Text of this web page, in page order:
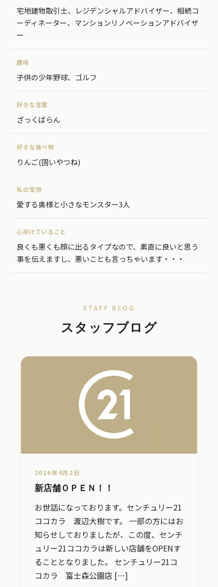
宅地建物取引士、レジデンシャルアドバイザー、相続コ
ーディネーター、マンションリノベーションアドバイザ
ー
趣味
子供の少年野球、ゴルフ
好きな言葉
ざっくばらん
好きな食べ物
りんご(固いやつね)
私の宝物
愛する奥様と小さなモンスター3人
心掛けていること
良くも悪くも顔に出るタイプなので、素直に良いと思う
事を伝えますし、悪いことも言っちゃいます・・・
STAFF BLOG
スタッフブログ
2026年4月2日
新店舗ＯＰＥＮ！！
お世話になっております。センチュリー21
ココカラ 渡辺大樹です。 一部の方にはお
知らせしておりましたが、この度、センチ
ュリー21ココカラは新しい店舗をOPENす
ることとなりました。 センチュリー21コ
コカラ 富士森公園店 […]